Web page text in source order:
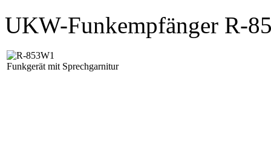
UKW-Funkempfänger R-
Funkgerät mit Sprechgarnitur